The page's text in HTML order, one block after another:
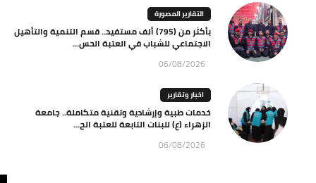
التقارير المصورة
بأكثر من (795) ألف مستفيد.. قسم التنمية والتأهيل
الاجتماعي للشباب في العتبة الحس...
06/08/2026
اخبار وتقارير
خدمات طبية وإرشادية وتقنية متكاملة.. جامعة
الزهراء (ع) للبنات التابعة للعتبة الح...
06/08/2026